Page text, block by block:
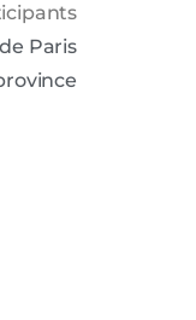
Paris